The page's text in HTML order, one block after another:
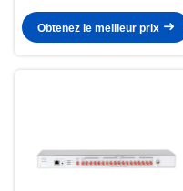
canaux
Obtenez le meilleur prix